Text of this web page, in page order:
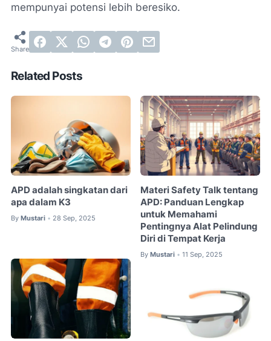
mempunyai potensi lebih beresiko.
Related Posts
APD adalah singkatan dari
apa dalam K3
By Mustari • 28 Sep, 2025
Materi Safety Talk tentang
APD: Panduan Lengkap
untuk Memahami
Pentingnya Alat Pelindung
Diri di Tempat Kerja
By Mustari • 11 Sep, 2025